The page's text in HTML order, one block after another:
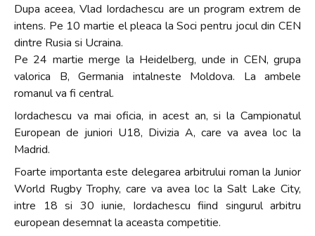
Dupa aceea, Vlad Iordachescu are un program extrem de
intens. Pe 10 martie el pleaca la Soci pentru jocul din CEN
dintre Rusia si Ucraina.
Pe 24 martie merge la Heidelberg, unde in CEN, grupa
valorica B, Germania intalneste Moldova. La ambele
romanul va fi central.
Iordachescu va mai oficia, in acest an, si la Campionatul
European de juniori U18, Divizia A, care va avea loc la
Madrid.
Foarte importanta este delegarea arbitrului roman la Junior
World Rugby Trophy, care va avea loc la Salt Lake City,
intre 18 si 30 iunie, Iordachescu fiind singurul arbitru
european desemnat la aceasta competitie.